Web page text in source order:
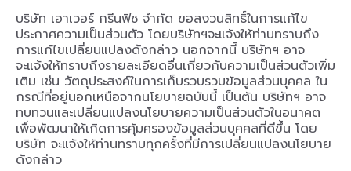
บริษัท เอาเวอร์ กรีนฟิช จำกัด ขอสงวนสิทธิ์ในการแก้ไข
ประกาศความเป็นส่วนตัว โดยบริษัทฯจะแจ้งให้ท่านทราบถึง
การแก้ไขเปลี่ยนแปลงดังกล่าว นอกจากนี้ บริษัทฯ อาจ
จะแจ้งให้ทราบถึงรายละเอียดอื่นเกี่ยวกับความเป็นส่วนตัวเพิ่ม
เติม เช่น วัตถุประสงค์ในการเก็บรวบรวมข้อมูลส่วนบุคคล ใน
กรณีที่อยู่นอกเหนือจากนโยบายฉบับนี้ เป็นต้น บริษัทฯ อาจ
ทบทวนและเปลี่ยนแปลงนโยบายความเป็นส่วนตัวในอนาคต
เพื่อพัฒนาให้เกิดการคุ้มครองข้อมูลส่วนบุคคลที่ดีขึ้น โดย
บริษัท จะแจ้งให้ท่านทราบทุกครั้งที่มีการเปลี่ยนแปลงนโยบาย
ดังกล่าว